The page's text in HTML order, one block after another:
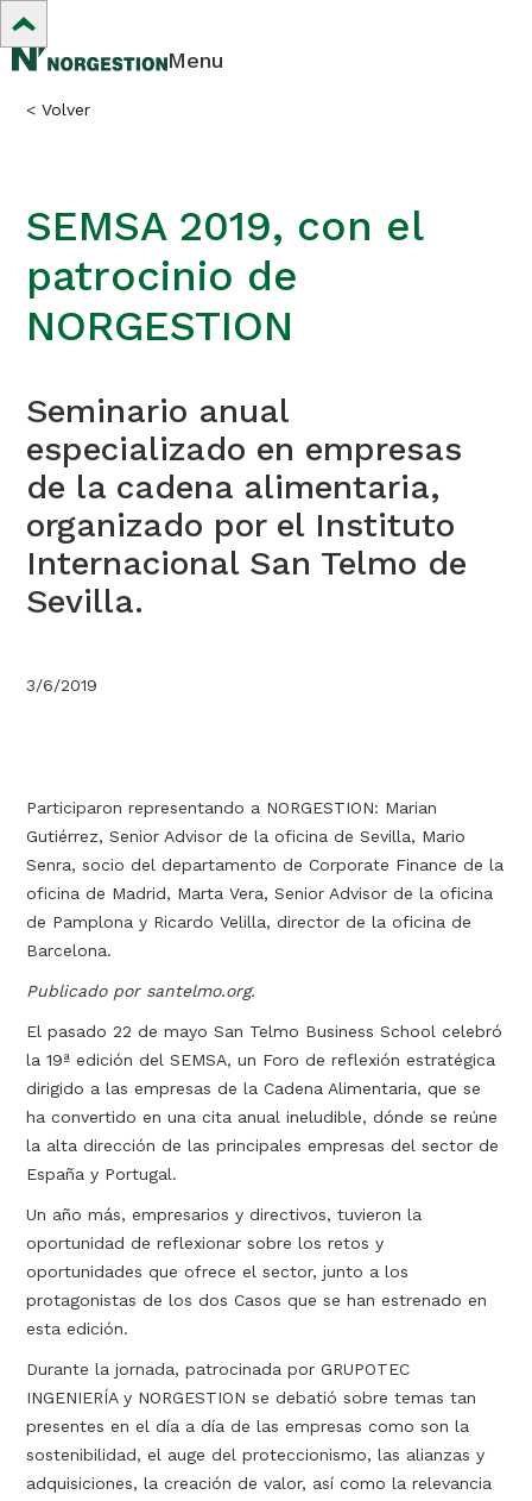
Menu
< Volver
SEMSA 2019, con el
patrocinio de
NORGESTION
Seminario anual
especializado en empresas
de la cadena alimentaria,
organizado por el Instituto
Internacional San Telmo de
Sevilla.
3/6/2019
Participaron representando a NORGESTION: Marian
Gutiérrez, Senior Advisor de la oficina de Sevilla, Mario
Senra, socio del departamento de Corporate Finance de la
oficina de Madrid, Marta Vera, Senior Advisor de la oficina
de Pamplona y Ricardo Velilla, director de la oficina de
Barcelona.
Publicado por santelmo.org.
El pasado 22 de mayo San Telmo Business School celebró
la 19ª edición del SEMSA, un Foro de reflexión estratégica
dirigido a las empresas de la Cadena Alimentaria, que se
ha convertido en una cita anual ineludible, dónde se reúne
la alta dirección de las principales empresas del sector de
España y Portugal.
Un año más, empresarios y directivos, tuvieron la
oportunidad de reflexionar sobre los retos y
oportunidades que ofrece el sector, junto a los
protagonistas de los dos Casos que se han estrenado en
esta edición.
Durante la jornada, patrocinada por GRUPOTEC
INGENIERÍA y NORGESTION se debatió sobre temas tan
presentes en el día a día de las empresas como son la
sostenibilidad, el auge del proteccionismo, las alianzas y
adquisiciones, la creación de valor, así como la relevancia